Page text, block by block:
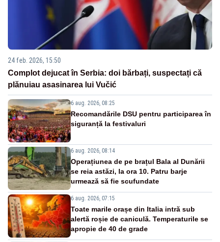
24 feb. 2026, 15:50
Complot dejucat în Serbia: doi bărbați, suspectați că
plănuiau asasinarea lui Vučić
6 aug. 2026, 08:25
Recomandările DSU pentru participarea în
siguranță la festivaluri
6 aug. 2026, 08:14
Operațiunea de pe brațul Bala al Dunării
se reia astăzi, la ora 10. Patru barje
urmează să fie scufundate
6 aug. 2026, 07:15
Toate marile orașe din Italia intră sub
alertă roșie de caniculă. Temperaturile se
apropie de 40 de grade